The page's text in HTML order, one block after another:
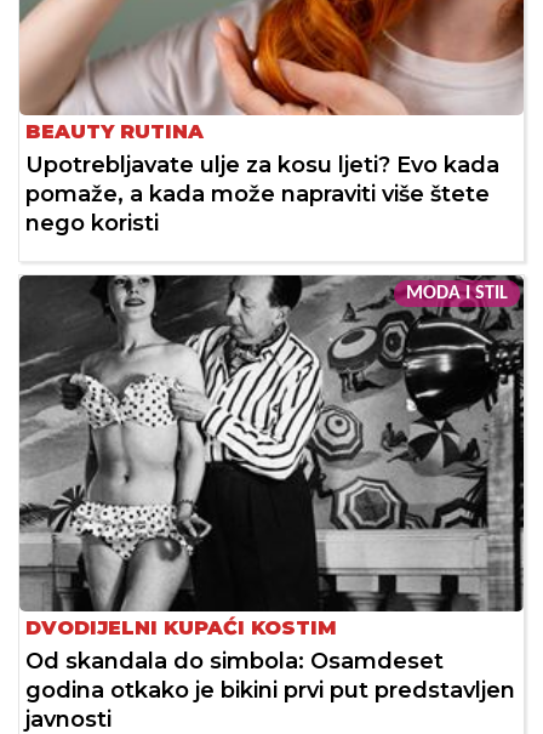
BEAUTY RUTINA
Upotrebljavate ulje za kosu ljeti? Evo kada
pomaže, a kada može napraviti više štete
nego koristi
MODA I STIL
DVODIJELNI KUPAĆI KOSTIM
Od skandala do simbola: Osamdeset
godina otkako je bikini prvi put predstavljen
javnosti